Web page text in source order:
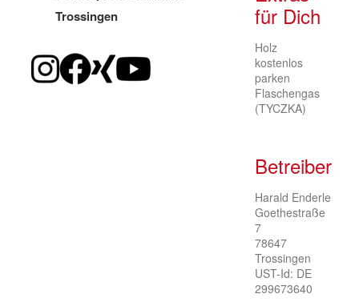
Trossingen
für Dich
Holz
kostenlos
parken
Flaschengas
(TYCZKA)
Betreiber
Harald Enderle
Goethestraße
7
78647
Trossingen
UST-Id: DE
299673640